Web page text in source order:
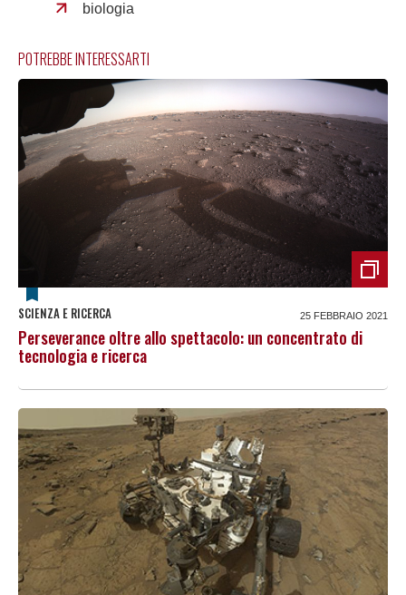
biologia
POTREBBE INTERESSARTI
SCIENZA E RICERCA 25 FEBBRAIO 2021
Perseverance oltre allo spettacolo: un concentrato di
tecnologia e ricerca